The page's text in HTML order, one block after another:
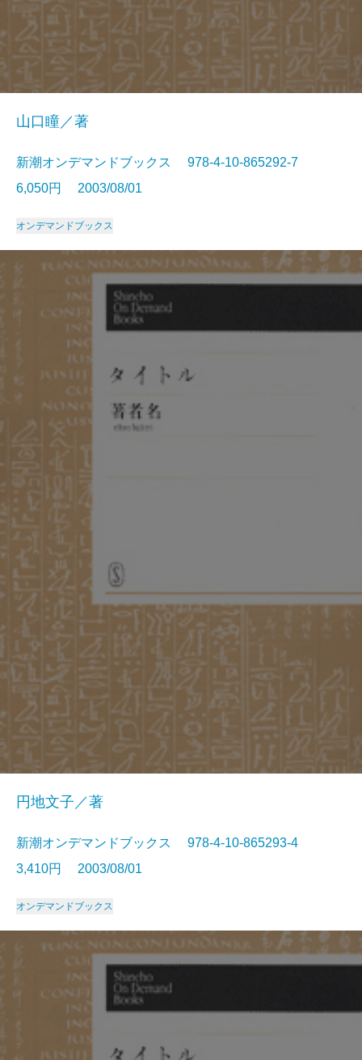
山口瞳／著
新潮オンデマンドブックス 978-4-10-865292-7
6,050円 2003/08/01
オンデマンドブックス
円地文子／著
新潮オンデマンドブックス 978-4-10-865293-4
3,410円 2003/08/01
オンデマンドブックス